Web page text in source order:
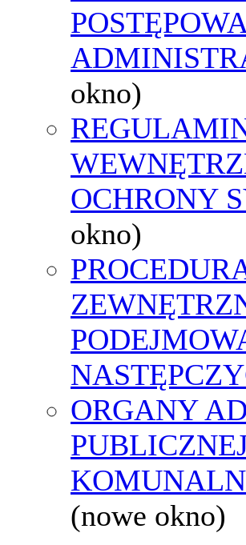
okno)
OCHRONY
okno)
ORGANY
(nowe okno)